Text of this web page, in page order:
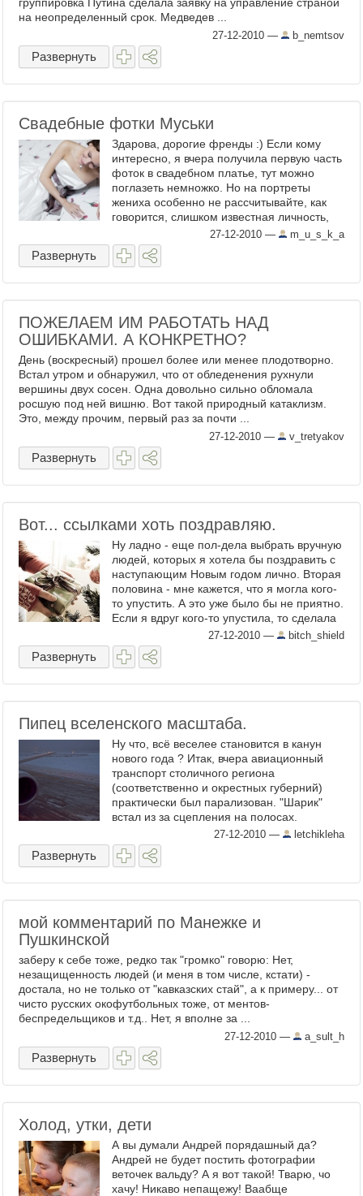
на неопределенный срок. Медведев ...
27-12-2010 — b_nemtsov
Развернуть
Свадебные фотки Муськи
Здарова, дорогие френды :) Если кому
интересно, я вчера получила первую часть
фоток в свадебном платье, тут можно
поглазеть немножко. Но на портреты
жениха особенно не рассчитывайте, как
говорится, слишком известная личность,
чтобы .. и все такое ...27-12-2010 — m_u_s_k_a
Развернуть
ПОЖЕЛАЕМ ИМ РАБОТАТЬ НАД
ОШИБКАМИ. А КОНКРЕТНО?
День (воскресный) прошел более или менее плодотворно.
Встал утром и обнаружил, что от обледенения рухнули
вершины двух сосен. Одна довольно сильно обломала
росшую под ней вишню. Вот такой природный катаклизм.
Это, между прочим, первый раз за почти ...
27-12-2010 — v_tretyakov
Развернуть
Вот... ссылками хоть поздравляю.
Ну ладно - еще пол-дела выбрать вручную
людей, которых я хотела бы поздравить с
наступающим Новым годом лично. Вторая
половина - мне кажется, что я могла кого-
то упустить. А это уже было бы не приятно.
Если я вдруг кого-то упустила, то сделала
27-12-2010 — bitch_shield
Развернуть
Пипец вселенского масштаба.
Ну что, всё веселее становится в канун
нового года ? Итак, вчера авиационный
транспорт столичного региона
(соответственно и окрестных губерний)
практически был парализован. "Шарик"
встал из за сцепления на полосах.
"Домодедкино" из за ...27-12-2010 — letchikleha
Развернуть
мой комментарий по Манежке и
Пушкинской
заберу к себе тоже, редко так "громко" говорю: Нет,
незащищенность людей (и меня в том числе, кстати) -
достала, но не только от "кавказских стай", а к примеру... от
чисто русских окофутбольных тоже, от ментов-
беспредельщиков и т.д.. Нет, я вполне за ...
27-12-2010 — a_sult_h
Развернуть
Холод, утки, дети
А вы думали Андрей порядашный да?
Андрей не будет постить фотографии
веточек вальду? А я вот такой! Тварю, чо
хачу! Никаво непащежу! Ваабще